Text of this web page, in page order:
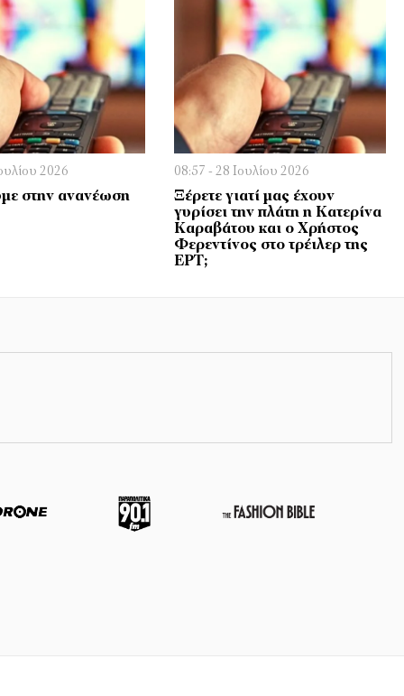
2026
στην ανανέωση
08:57 - 28 Ιουλίου 2026
Ξέρετε γιατί μας έχουν
γυρίσει την πλάτη η Κατερίνα
Καραβάτου και ο Χρήστος
Φερεντίνος στο τρέιλερ της
ΕΡΤ;